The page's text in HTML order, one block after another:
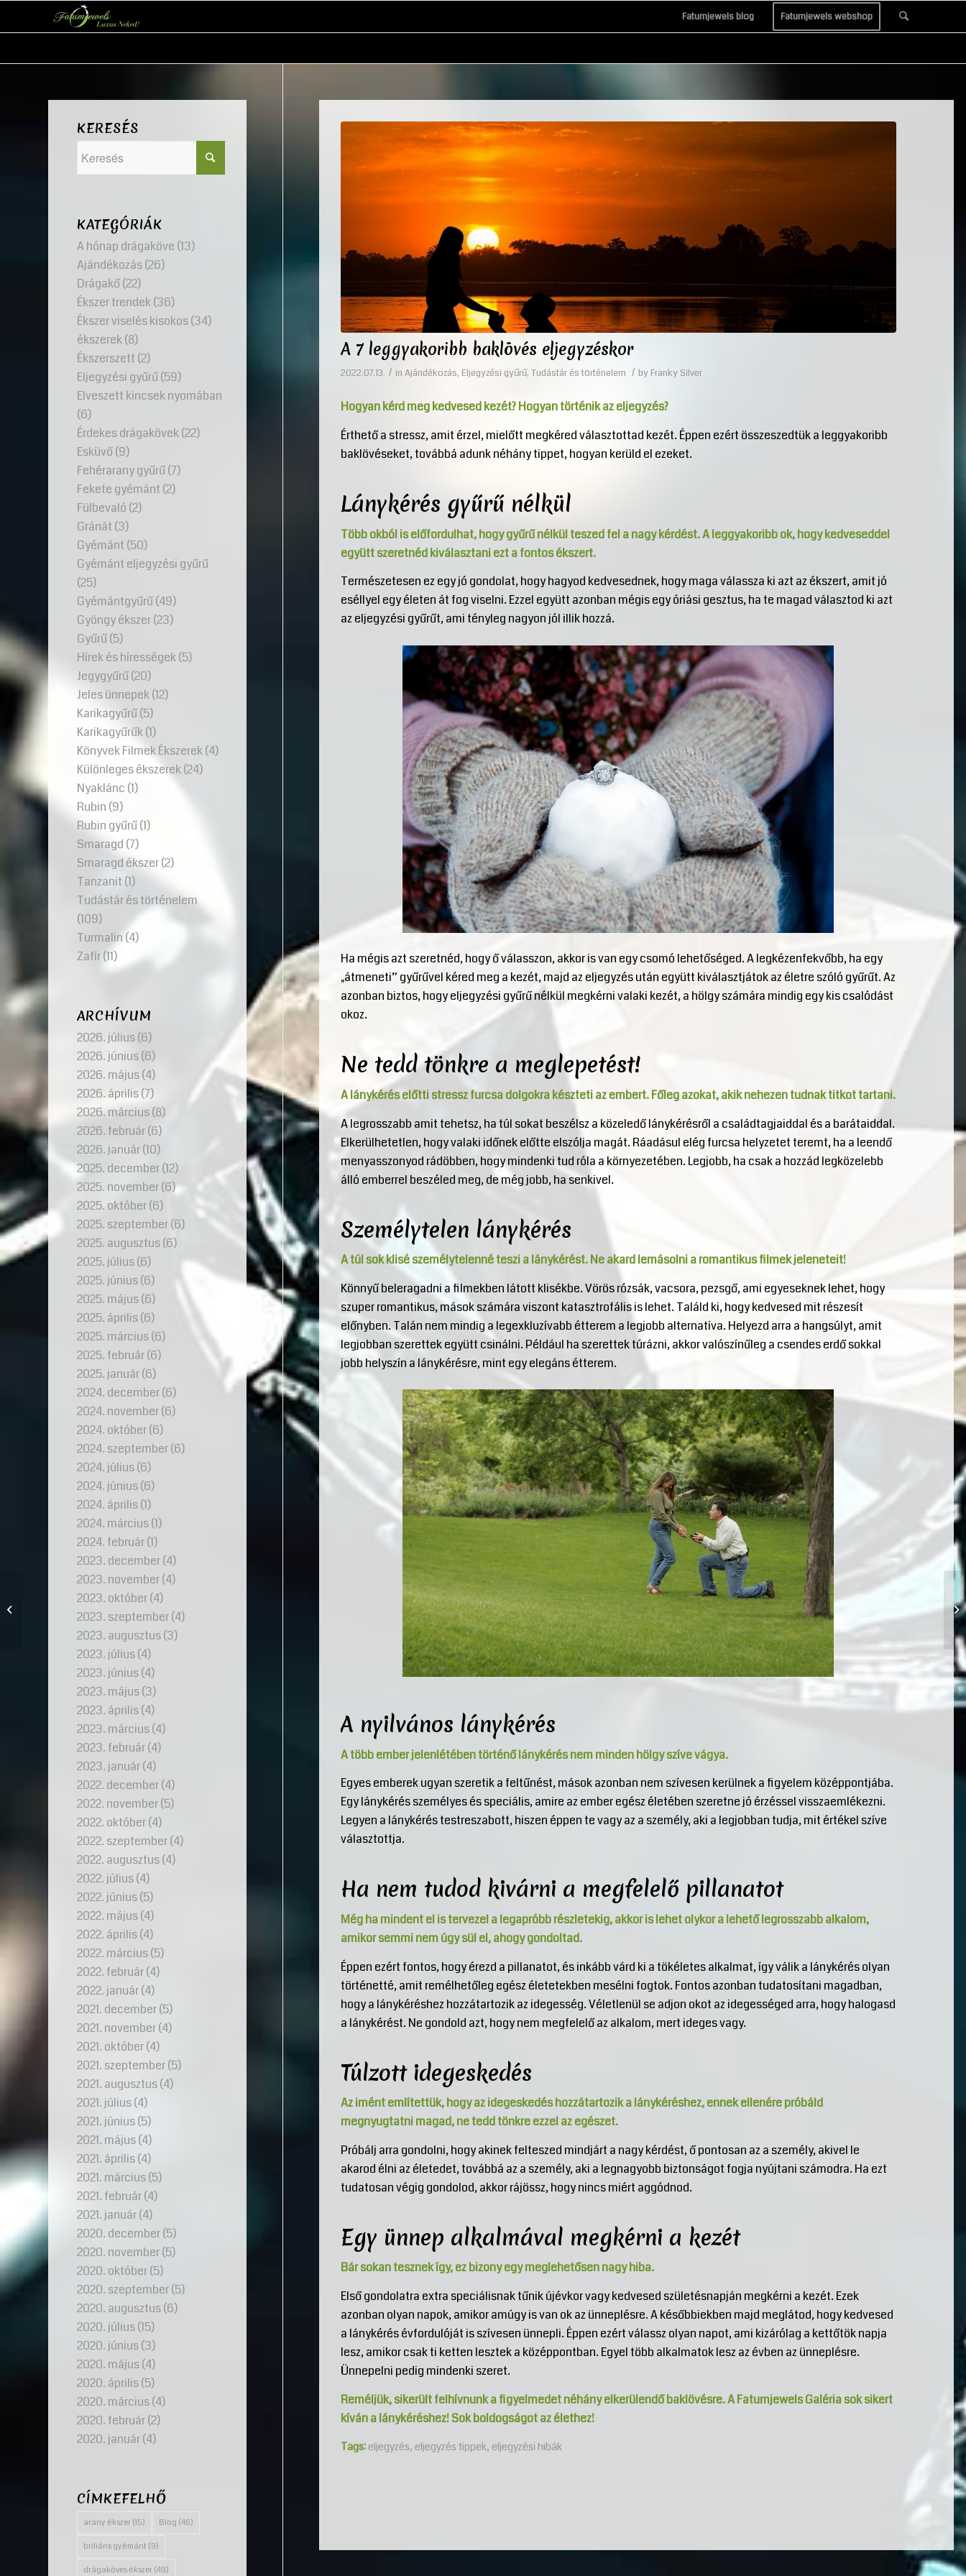
Fatumjewels blog Fatumjewels webshop
A 7 leggyakoribb baklövés eljegyzéskor
2022.07.13. / in Ajándékozás, Eljegyzési gyűrű, Tudástár és történelem / by Franky Silver
Hogyan kérd meg kedvesed kezét? Hogyan történik az eljegyzés?
Érthető a stressz, amit érzel, mielőtt megkéred választottad kezét. Éppen ezért összeszedtük a leggyakoribb
baklövéseket, továbbá adunk néhány tippet, hogyan kerüld el ezeket.
Lánykérés gyűrű nélkül
Több okból is előfordulhat, hogy gyűrű nélkül teszed fel a nagy kérdést. A leggyakoribb ok, hogy kedveseddel
együtt szeretnéd kiválasztani ezt a fontos ékszert.
Természetesen ez egy jó gondolat, hogy hagyod kedvesednek, hogy maga válassza ki azt az ékszert, amit jó
eséllyel egy életen át fog viselni. Ezzel együtt azonban mégis egy óriási gesztus, ha te magad választod ki azt
az eljegyzési gyűrűt, ami tényleg nagyon jól illik hozzá.
Ha mégis azt szeretnéd, hogy ő válasszon, akkor is van egy csomó lehetőséged. A legkézenfekvőbb, ha egy
„átmeneti” gyűrűvel kéred meg a kezét, majd az eljegyzés után együtt kiválasztjátok az életre szóló gyűrűt. Az
azonban biztos, hogy eljegyzési gyűrű nélkül megkérni valaki kezét, a hölgy számára mindig egy kis csalódást
okoz.
Ne tedd tönkre a meglepetést!
A lánykérés előtti stressz furcsa dolgokra készteti az embert. Főleg azokat, akik nehezen tudnak titkot tartani.
A legrosszabb amit tehetsz, ha túl sokat beszélsz a közeledő lánykérésről a családtagjaiddal és a barátaiddal.
Elkerülhetetlen, hogy valaki időnek előtte elszólja magát. Ráadásul elég furcsa helyzetet teremt, ha a leendő
menyasszonyod rádöbben, hogy mindenki tud róla a környezetében. Legjobb, ha csak a hozzád legközelebb
álló emberrel beszéled meg, de még jobb, ha senkivel.
Személytelen lánykérés
A túl sok klisé személytelenné teszi a lánykérést. Ne akard lemásolni a romantikus filmek jeleneteit!
Könnyű beleragadni a filmekben látott klisékbe. Vörös rózsák, vacsora, pezsgő, ami egyeseknek lehet, hogy
szuper romantikus, mások számára viszont katasztrofális is lehet. Találd ki, hogy kedvesed mit részesít
előnyben. Talán nem mindig a legexkluzívabb étterem a legjobb alternatíva. Helyezd arra a hangsúlyt, amit
legjobban szerettek együtt csinálni. Például ha szerettek túrázni, akkor valószínűleg a csendes erdő sokkal
jobb helyszín a lánykérésre, mint egy elegáns étterem.
A nyilvános lánykérés
A több ember jelenlétében történő lánykérés nem minden hölgy szíve vágya.
Egyes emberek ugyan szeretik a feltűnést, mások azonban nem szívesen kerülnek a figyelem középpontjába.
Egy lánykérés személyes és speciális, amire az ember egész életében szeretne jó érzéssel visszaemlékezni.
Legyen a lánykérés testreszabott, hiszen éppen te vagy az a személy, aki a legjobban tudja, mit értékel szíve
választottja.
Ha nem tudod kivárni a megfelelő pillanatot
Még ha mindent el is tervezel a legapróbb részletekig, akkor is lehet olykor a lehető legrosszabb alkalom,
amikor semmi nem úgy sül el, ahogy gondoltad.
Éppen ezért fontos, hogy érezd a pillanatot, és inkább várd ki a tökéletes alkalmat, így válik a lánykérés olyan
történetté, amit remélhetőleg egész életetekben mesélni fogtok. Fontos azonban tudatosítani magadban,
hogy a lánykéréshez hozzátartozik az idegesség. Véletlenül se adjon okot az idegességed arra, hogy halogasd
a lánykérést. Ne gondold azt, hogy nem megfelelő az alkalom, mert ideges vagy.
Túlzott idegeskedés
Az imént említettük, hogy az idegeskedés hozzátartozik a lánykéréshez, ennek ellenére próbáld
megnyugtatni magad, ne tedd tönkre ezzel az egészet.
Próbálj arra gondolni, hogy akinek felteszed mindjárt a nagy kérdést, ő pontosan az a személy, akivel le
akarod élni az életedet, továbbá az a személy, aki a legnagyobb biztonságot fogja nyújtani számodra. Ha ezt
tudatosan végig gondolod, akkor rájössz, hogy nincs miért aggódnod.
Egy ünnep alkalmával megkérni a kezét
Bár sokan tesznek így, ez bizony egy meglehetősen nagy hiba.
Első gondolatra extra speciálisnak tűnik újévkor vagy kedvesed születésnapján megkérni a kezét. Ezek
azonban olyan napok, amikor amúgy is van ok az ünneplésre. A későbbiekben majd meglátod, hogy kedvesed
a lánykérés évfordulóját is szívesen ünnepli. Éppen ezért válassz olyan napot, ami kizárólag a kettőtök napja
lesz, amikor csak ti ketten lesztek a középpontban. Egyel több alkalmatok lesz az évben az ünneplésre.
Ünnepelni pedig mindenki szeret.
Reméljük, sikerült felhívnunk a figyelmedet néhány elkerülendő baklövésre. A Fatumjewels Galéria sok sikert
kíván a lánykéréshez! Sok boldogságot az élethez!
Tags: eljegyzés, eljegyzés tippek, eljegyzési hibák
KERESÉS
KATEGÓRIÁK
A hónap drágaköve (13)
Ajándékozás(26)
Drágakő(22)
Ékszer trendek(36)
Ékszer viselés kisokos(34)
ékszerek(8)
Ékszerszett (2)
Eljegyzési gyűrű(59)
Elveszett kincsek nyomában
(6)
Érdekes drágakövek(22)
Esküvő(9)
Fehérarany gyűrű(7)
Fekete gyémánt (2)
Fülbevaló (2)
Gránát (3)
Gyémánt (50)
Gyémánt eljegyzési gyűrű
(25)
Gyémántgyűrű(49)
Gyöngy ékszer(23)
Gyűrű(5)
Hírek és hírességek(5)
Jegygyűrű(20)
Jeles ünnepek(12)
Karikagyűrű(5)
Karikagyűrűk(1)
Könyvek Filmek Ékszerek(4)
Különleges ékszerek(24)
Nyaklánc (1)
Rubin (9)
Rubin gyűrű(1)
Smaragd (7)
Smaragd ékszer(2)
Tanzanit (1)
Tudástár és történelem
(109)
Turmalin (4)
Zafír(11)
ARCHÍVUM
2026. július(6)
2026. június(6)
2026. május(4)
2026. április(7)
2026. március(8)
2026. február(6)
2026. január(10)
2025. december(12)
2025. november(6)
2025. október(6)
2025. szeptember(6)
2025. augusztus(6)
2025. július(6)
2025. június(6)
2025. május(6)
2025. április(6)
2025. március(6)
2025. február(6)
2025. január(6)
2024. december(6)
2024. november(6)
2024. október(6)
2024. szeptember(6)
2024. július(6)
2024. június(6)
2024. április(1)
2024. március(1)
2024. február(1)
2023. december(4)
2023. november(4)
2023. október(4)
2023. szeptember(4)
2023. augusztus(3)
2023. július(4)
2023. június(4)
2023. május(3)
2023. április(4)
2023. március(4)
2023. február(4)
2023. január(4)
2022. december(4)
2022. november(5)
2022. október(4)
2022. szeptember(4)
2022. augusztus(4)
2022. július(4)
2022. június(5)
2022. május(4)
2022. április(4)
2022. március(5)
2022. február(4)
2022. január(4)
2021. december(5)
2021. november(4)
2021. október(4)
2021. szeptember(5)
2021. augusztus(4)
2021. július(4)
2021. június(5)
2021. május(4)
2021. április(4)
2021. március(5)
2021. február(4)
2021. január(4)
2020. december(5)
2020. november(5)
2020. október(5)
2020. szeptember(5)
2020. augusztus(6)
2020. július(15)
2020. június(3)
2020. május(4)
2020. április(5)
2020. március(4)
2020. február(2)
2020. január(4)
CÍMKEFELHŐ
arany ékszer (15) Blog (46)
briliáns gyémánt (9)
drágaköves ékszer (49)
A legfrissebb eljegyzési
gyűrű trendek